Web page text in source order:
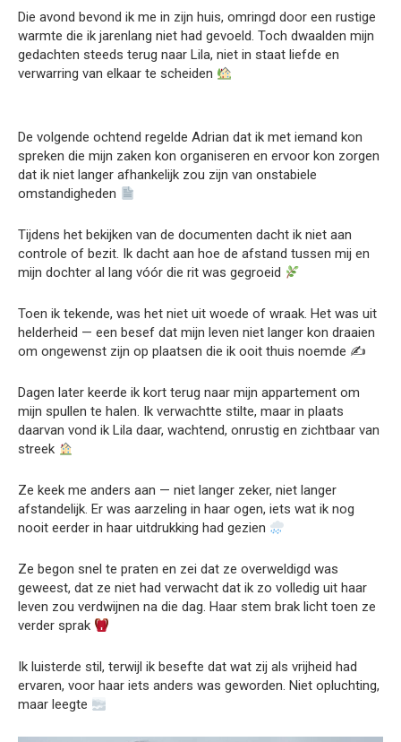
Die avond bevond ik me in zijn huis, omringd door een rustige
warmte die ik jarenlang niet had gevoeld. Toch dwaalden mijn
gedachten steeds terug naar Lila, niet in staat liefde en
verwarring van elkaar te scheiden
De volgende ochtend regelde Adrian dat ik met iemand kon
spreken die mijn zaken kon organiseren en ervoor kon zorgen
dat ik niet langer afhankelijk zou zijn van onstabiele
omstandigheden
Tijdens het bekijken van de documenten dacht ik niet aan
controle of bezit. Ik dacht aan hoe de afstand tussen mij en
mijn dochter al lang vóór die rit was gegroeid
Toen ik tekende, was het niet uit woede of wraak. Het was uit
helderheid — een besef dat mijn leven niet langer kon draaien
om ongewenst zijn op plaatsen die ik ooit thuis noemde ✍️
Dagen later keerde ik kort terug naar mijn appartement om
mijn spullen te halen. Ik verwachtte stilte, maar in plaats
daarvan vond ik Lila daar, wachtend, onrustig en zichtbaar van
streek
Ze keek me anders aan — niet langer zeker, niet langer
afstandelijk. Er was aarzeling in haar ogen, iets wat ik nog
nooit eerder in haar uitdrukking had gezien
Ze begon snel te praten en zei dat ze overweldigd was
geweest, dat ze niet had verwacht dat ik zo volledig uit haar
leven zou verdwijnen na die dag. Haar stem brak licht toen ze
verder sprak
Ik luisterde stil, terwijl ik besefte dat wat zij als vrijheid had
ervaren, voor haar iets anders was geworden. Niet opluchting,
maar leegte